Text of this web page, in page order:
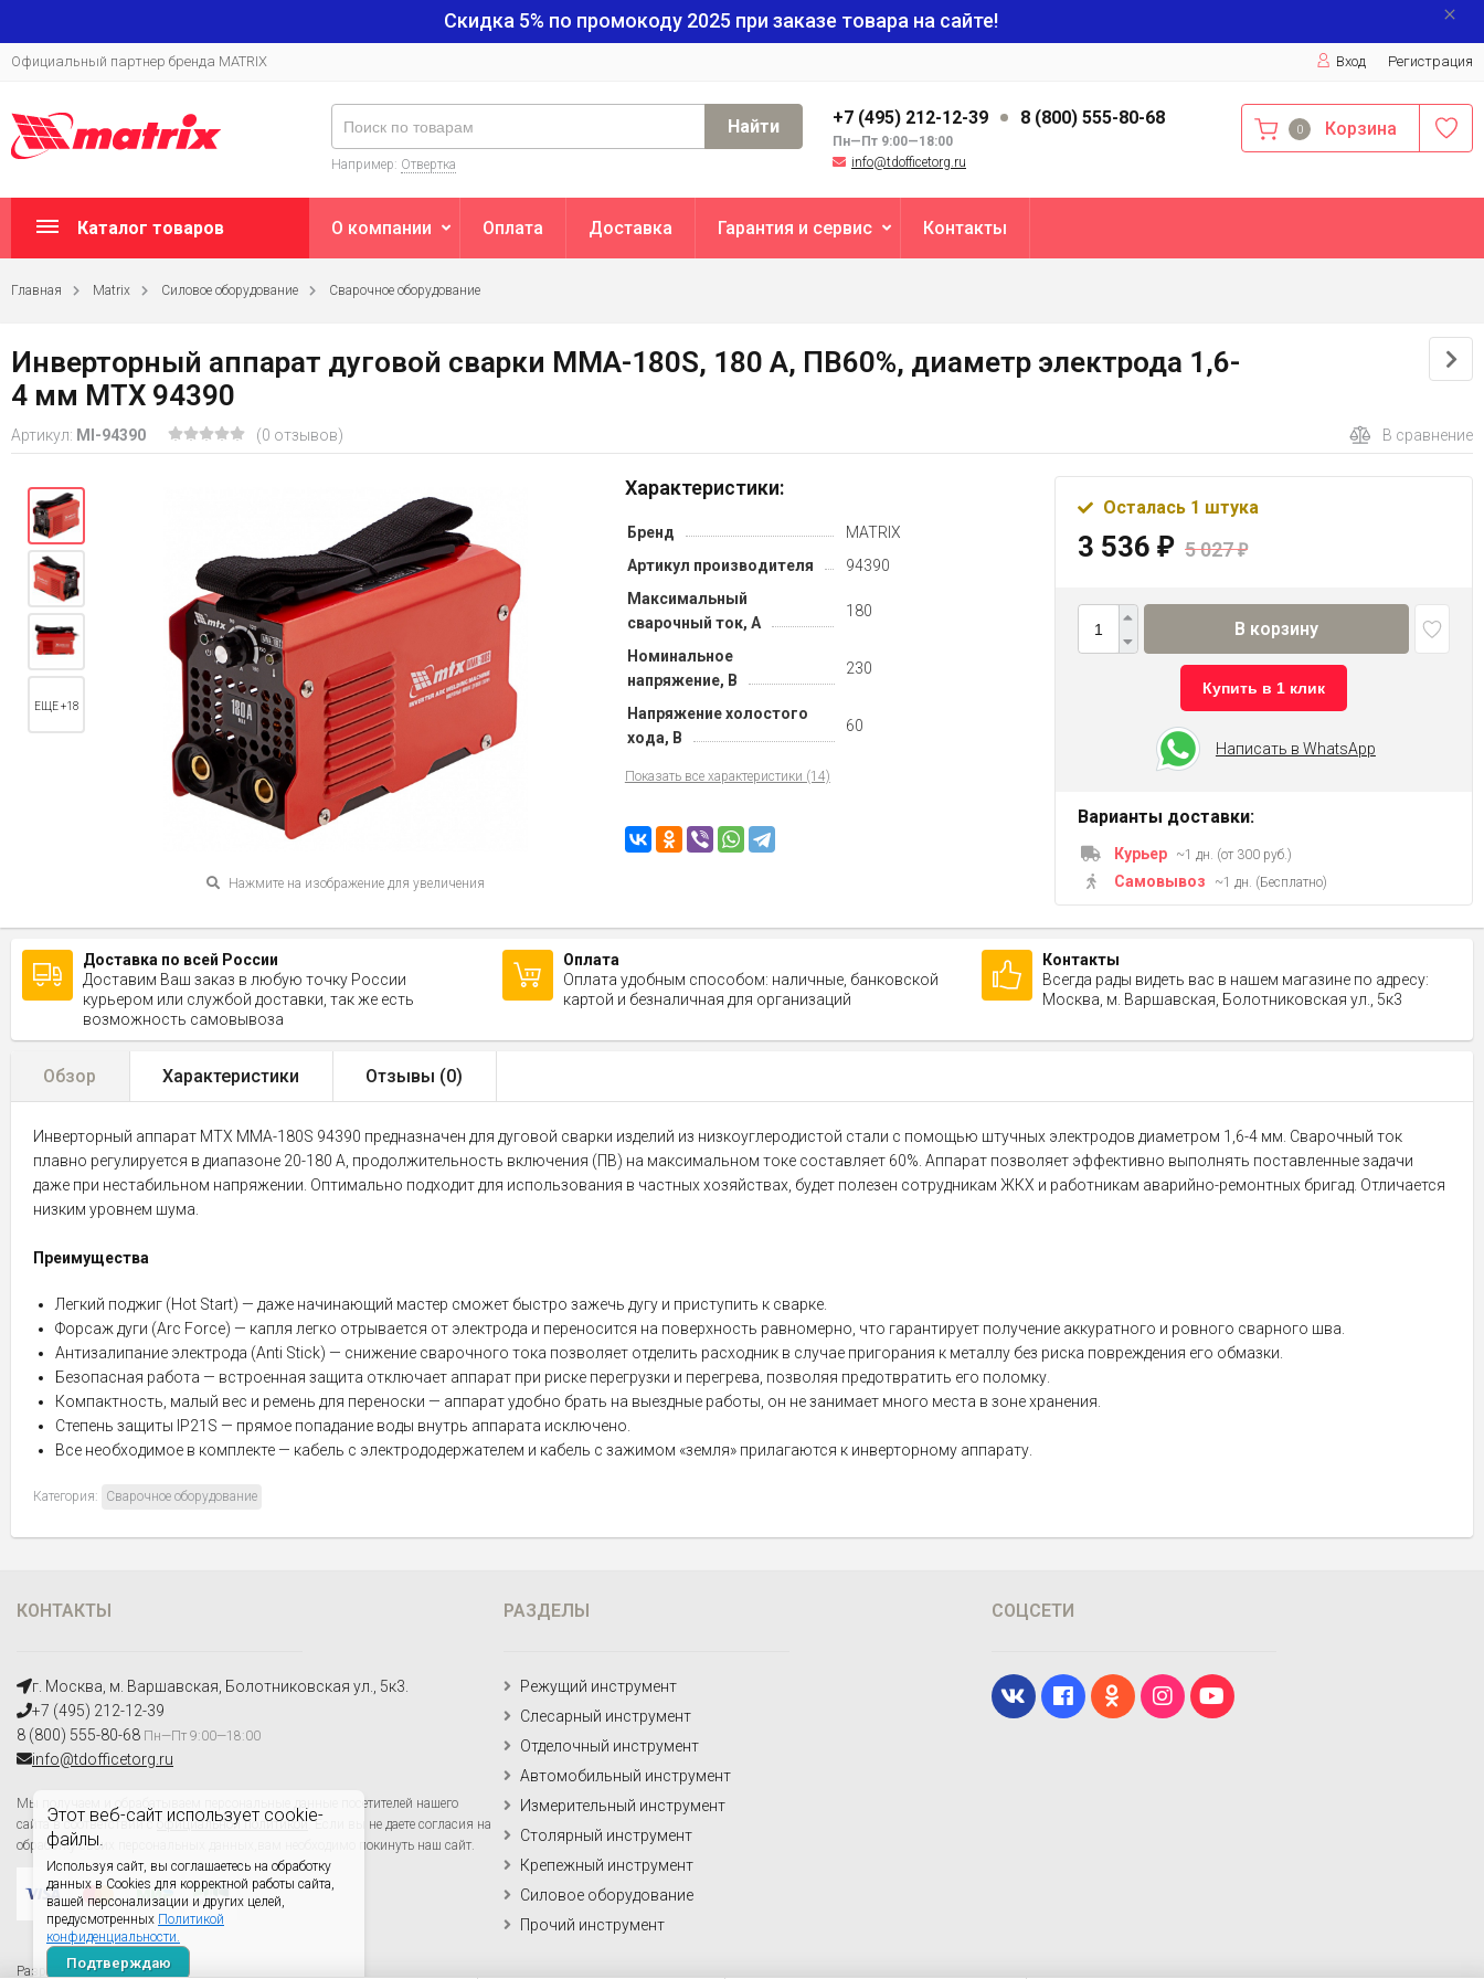
Этот веб-сайт использует cookie-
файлы.
Используя сайт, вы соглашаетесь на обработку
данных в Cookies для корректной работы сайта,
вашей персонализации и других целей,
предусмотренных Политикой
конфиденциальности.
Подтверждаю
Скидка 5% по промокоду 2025 при заказе товара на сайте!
Официальный партнер бренда MATRIX Вход Регистрация
+7 (495) 212-12-39 8 (800) 555-80-68
Пн—Пт 9:00—18:00
info@tdofficetorg.ru
Найти
Например: Отвертка
0 Корзина
Каталог товаров О компании Оплата Доставка Гарантия и сервис Контакты
Главная Matrix Силовое оборудование Сварочное оборудование
Инверторный аппарат дуговой сварки MMA-180S, 180 А, ПВ60%, диаметр электрода 1,6-
4 мм MTX 94390
Артикул: MI-94390 (0 отзывов) В сравнение
Нажмите на изображение для увеличения
ЕЩЕ +18
Характеристики:
Бренд
MATRIX
Артикул производителя
94390
Максимальный
сварочный ток, А
180
Номинальное
напряжение, В
230
Напряжение холостого
хода, В
60
Показать все характеристики (14)
Осталась 1 штука
3 536 ₽ 5 027₽
В корзину
Купить в 1 клик
Написать в WhatsApp
Варианты доставки:
Курьер ~1 дн. (от 300 руб.)
Самовывоз ~1 дн. (Бесплатно)
Доставка по всей России
Доставим Ваш заказ в любую точку России
курьером или службой доставки, так же есть
возможность самовывоза
Оплата
Оплата удобным способом: наличные, банковской
картой и безналичная для организаций
Контакты
Всегда рады видеть вас в нашем магазине по адресу:
Москва, м. Варшавская, Болотниковская ул., 5к3
Обзор Характеристики Отзывы (0)
Инверторный аппарат MTX MMA-180S 94390 предназначен для дуговой сварки изделий из низкоуглеродистой стали с помощью штучных электродов диаметром 1,6-4 мм. Сварочный ток
плавно регулируется в диапазоне 20-180 А, продолжительность включения (ПВ) на максимальном токе составляет 60%. Аппарат позволяет эффективно выполнять поставленные задачи
даже при нестабильном напряжении. Оптимально подходит для использования в частных хозяйствах, будет полезен сотрудникам ЖКХ и работникам аварийно-ремонтных бригад. Отличается
низким уровнем шума.
Преимущества
Легкий поджиг (Hot Start) — даже начинающий мастер сможет быстро зажечь дугу и приступить к сварке.
Форсаж дуги (Arc Force) — капля легко отрывается от электрода и переносится на поверхность равномерно, что гарантирует получение аккуратного и ровного сварного шва.
Антизалипание электрода (Anti Stick) — снижение сварочного тока позволяет отделить расходник в случае пригорания к металлу без риска повреждения его обмазки.
Безопасная работа — встроенная защита отключает аппарат при риске перегрузки и перегрева, позволяя предотвратить его поломку.
Компактность, малый вес и ремень для переноски — аппарат удобно брать на выездные работы, он не занимает много места в зоне хранения.
Степень защиты IP21S — прямое попадание воды внутрь аппарата исключено.
Все необходимое в комплекте — кабель с электрододержателем и кабель с зажимом «земля» прилагаются к инверторному аппарату.
Категория: Сварочное оборудование
КОНТАКТЫ
г. Москва, м. Варшавская, Болотниковская ул., 5к3.
+7 (495) 212-12-39
8 (800) 555-80-68 Пн—Пт 9:00—18:00
info@tdofficetorg.ru
Мы получаем и обрабатываем персональные данные посетителей нашего
сайта в соответствии с официальной политикой. Если вы не даете согласия на
обработку своих персональных данных,вам необходимо покинуть наш сайт.
Разработано
РАЗДЕЛЫ
Режущий инструмент
Слесарный инструмент
Отделочный инструмент
Автомобильный инструмент
Измерительный инструмент
Столярный инструмент
Крепежный инструмент
Силовое оборудование
Прочий инструмент
СОЦСЕТИ